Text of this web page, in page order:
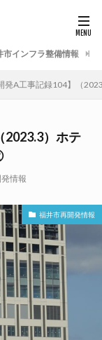
市インフラ整備情報
発A工事記録104】（
2023.3）ホテ
情報
福井市再開発情報